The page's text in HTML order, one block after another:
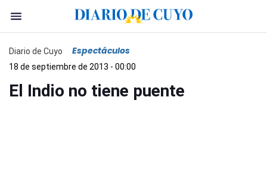
Diario de Cuyo Espectáculos
18 de septiembre de 2013 - 00:00
El Indio no tiene puente